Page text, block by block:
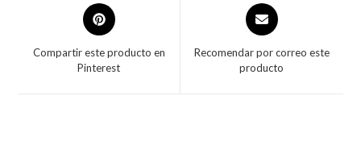
Compartir este producto en
Pinterest
Recomendar por correo este
producto